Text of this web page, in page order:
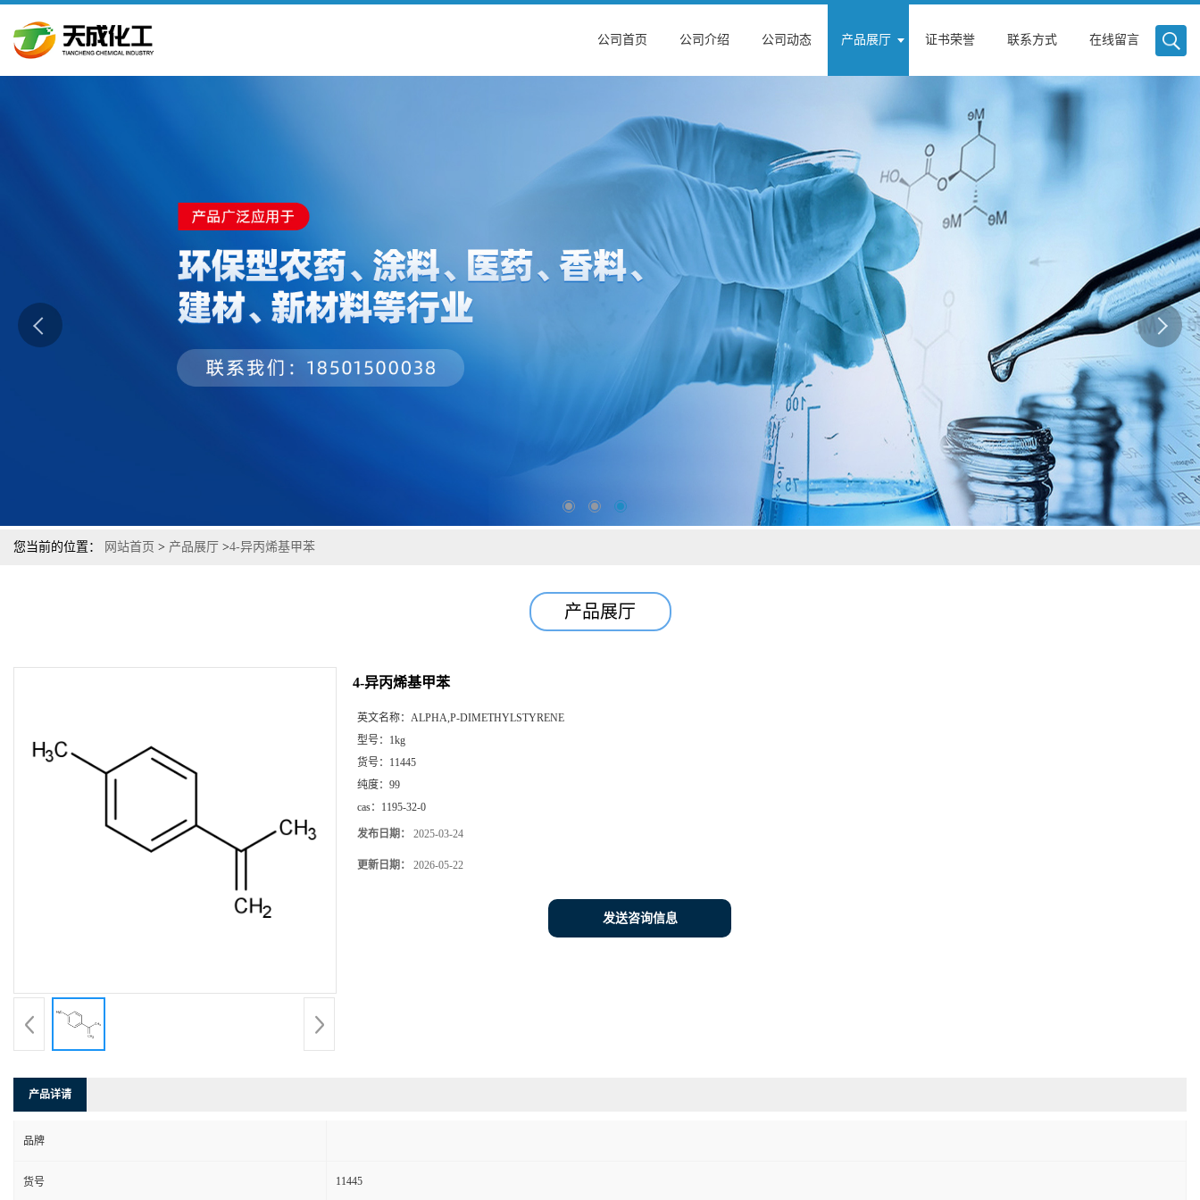
公司首页 公司介绍 公司动态 产品展厅 证书荣誉 联系方式 在线留言
您当前的位置： 网站首页 > 产品展厅 >4-异丙烯基甲苯
产品展厅
4-异丙烯基甲苯
英文名称： ALPHA,P-DIMETHYLSTYRENE
型号： 1kg
货号： 11445
纯度： 99
cas： 1195-32-0
发布日期： 2025-03-24
更新日期： 2026-05-22
发送咨询信息
产品详请
品牌
货号 11445